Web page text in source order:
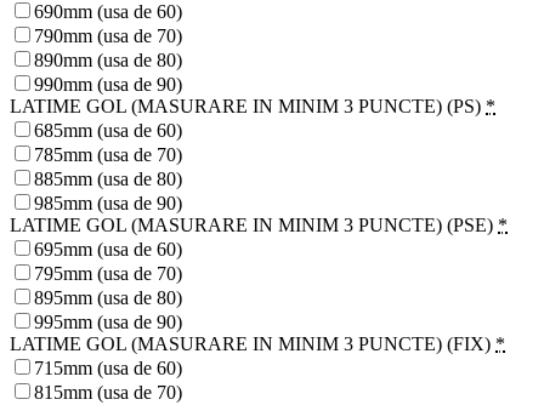
690mm (usa de 60)
790mm (usa de 70)
890mm (usa de 80)
990mm (usa de 90)
LATIME GOL (MASURARE IN MINIM 3 PUNCTE) (PS) *
685mm (usa de 60)
785mm (usa de 70)
885mm (usa de 80)
985mm (usa de 90)
LATIME GOL (MASURARE IN MINIM 3 PUNCTE) (PSE) *
695mm (usa de 60)
795mm (usa de 70)
895mm (usa de 80)
995mm (usa de 90)
LATIME GOL (MASURARE IN MINIM 3 PUNCTE) (FIX) *
715mm (usa de 60)
815mm (usa de 70)